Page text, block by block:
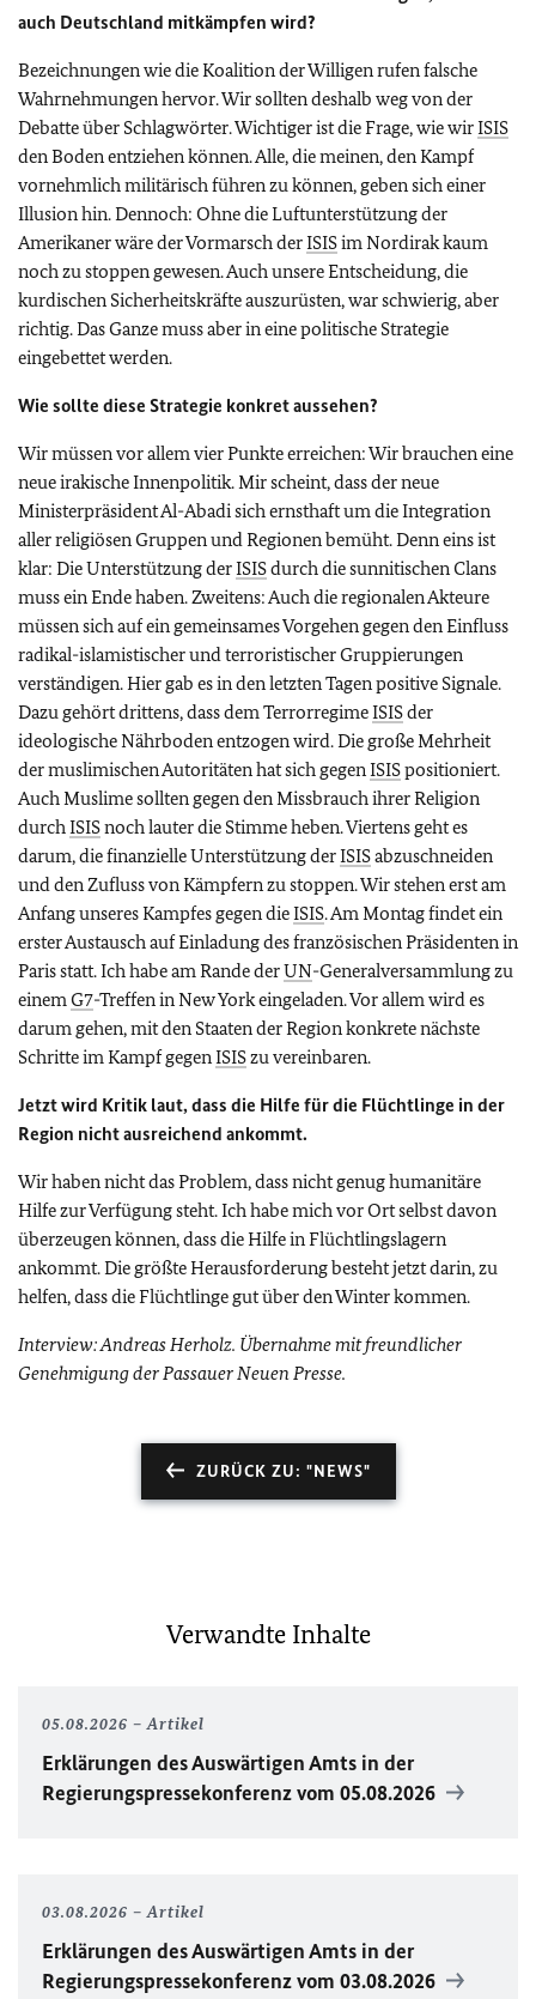
auch Deutschland mitkämpfen wird?
Bezeichnungen wie die Koalition der Willigen rufen falsche
Wahrnehmungen hervor. Wir sollten deshalb weg von der
Debatte über Schlagwörter. Wichtiger ist die Frage, wie wirISIS
den Boden entziehen können. Alle, die meinen, den Kampf
vornehmlich militärisch führen zu können, geben sich einer
Illusion hin. Dennoch: Ohne die Luftunterstützung der
Amerikaner wäre der Vormarsch derISISim Nordirak kaum
noch zu stoppen gewesen. Auch unsere Entscheidung, die
kurdischen Sicherheitskräfte auszurüsten, war schwierig, aber
richtig. Das Ganze muss aber in eine politische Strategie
eingebettet werden.
Wie sollte diese Strategie konkret aussehen?
Wir müssen vor allem vier Punkte erreichen: Wir brauchen eine
neue irakische Innenpolitik. Mir scheint, dass der neue
Ministerpräsident Al-Abadi sich ernsthaft um die Integration
aller religiösen Gruppen und Regionen bemüht. Denn eins ist
klar: Die Unterstützung derISISdurch die sunnitischen Clans
muss ein Ende haben. Zweitens: Auch die regionalen Akteure
müssen sich auf ein gemeinsames Vorgehen gegen den Einfluss
radikal-islamistischer und terroristischer Gruppierungen
verständigen. Hier gab es in den letzten Tagen positive Signale.
Dazu gehört drittens, dass dem TerrorregimeISISder
ideologische Nährboden entzogen wird. Die große Mehrheit
der muslimischen Autoritäten hat sich gegenISISpositioniert.
Auch Muslime sollten gegen den Missbrauch ihrer Religion
durchISISnoch lauter die Stimme heben. Viertens geht es
darum, die finanzielle Unterstützung derISISabzuschneiden
und den Zufluss von Kämpfern zu stoppen. Wir stehen erst am
Anfang unseres Kampfes gegen dieISIS. Am Montag findet ein
erster Austausch auf Einladung des französischen Präsidenten in
Paris statt. Ich habe am Rande derUN-Generalversammlung zu
einemG7-Treffen in New York eingeladen. Vor allem wird es
darum gehen, mit den Staaten der Region konkrete nächste
Schritte im Kampf gegenISISzu vereinbaren.
Jetzt wird Kritik laut, dass die Hilfe für die Flüchtlinge in der
Region nicht ausreichend ankommt.
Wir haben nicht das Problem, dass nicht genug humanitäre
Hilfe zur Verfügung steht. Ich habe mich vor Ort selbst davon
überzeugen können, dass die Hilfe in Flüchtlingslagern
ankommt. Die größte Herausforderung besteht jetzt darin, zu
helfen, dass die Flüchtlinge gut über den Winter kommen.
Interview: Andreas Herholz. Übernahme mit freundlicher
Genehmigung der Passauer Neuen Presse.
ZURÜCK ZU: "NEWS"
Verwandte Inhalte
05.08.2026 Artikel
Erklärungen des Auswärtigen Amts in der
Regierungspressekonferenz vom 05.08.2026
03.08.2026 Artikel
Erklärungen des Auswärtigen Amts in der
Regierungspressekonferenz vom 03.08.2026